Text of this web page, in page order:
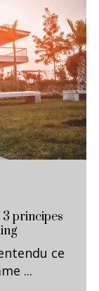
3 principes
ce
...